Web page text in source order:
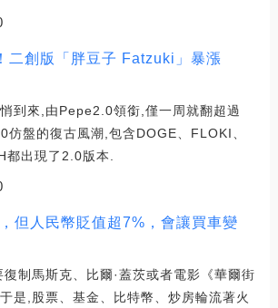
二創版「胖豆子 Fatzuki」暴漲
到來,由Pepe2.0領銜,僅一周就翻超過
仿盤的復古風潮,包含DOGE、FLOKI、
出現了2.0版本.
但人民幣貶值超7%，會讓買車變
制馬斯克、比爾·蓋茨或者電影《華爾街
是,股票、基金、比特幣、炒房輪流著火